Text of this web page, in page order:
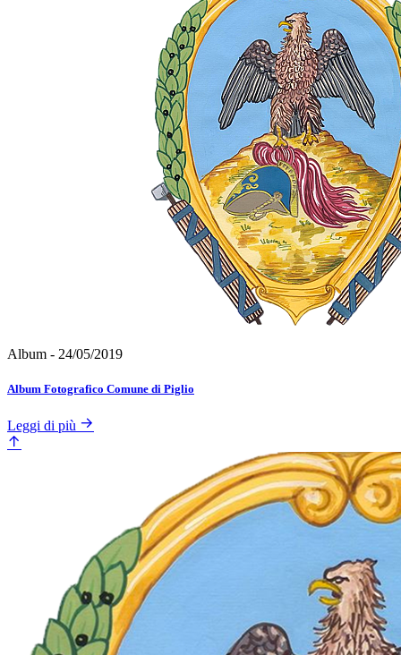
Album - 24/05/2019
Album Fotografico Comune di Piglio
Leggi di più